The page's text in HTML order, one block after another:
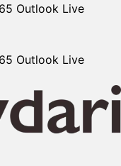
Outlook Live
Outlook Live